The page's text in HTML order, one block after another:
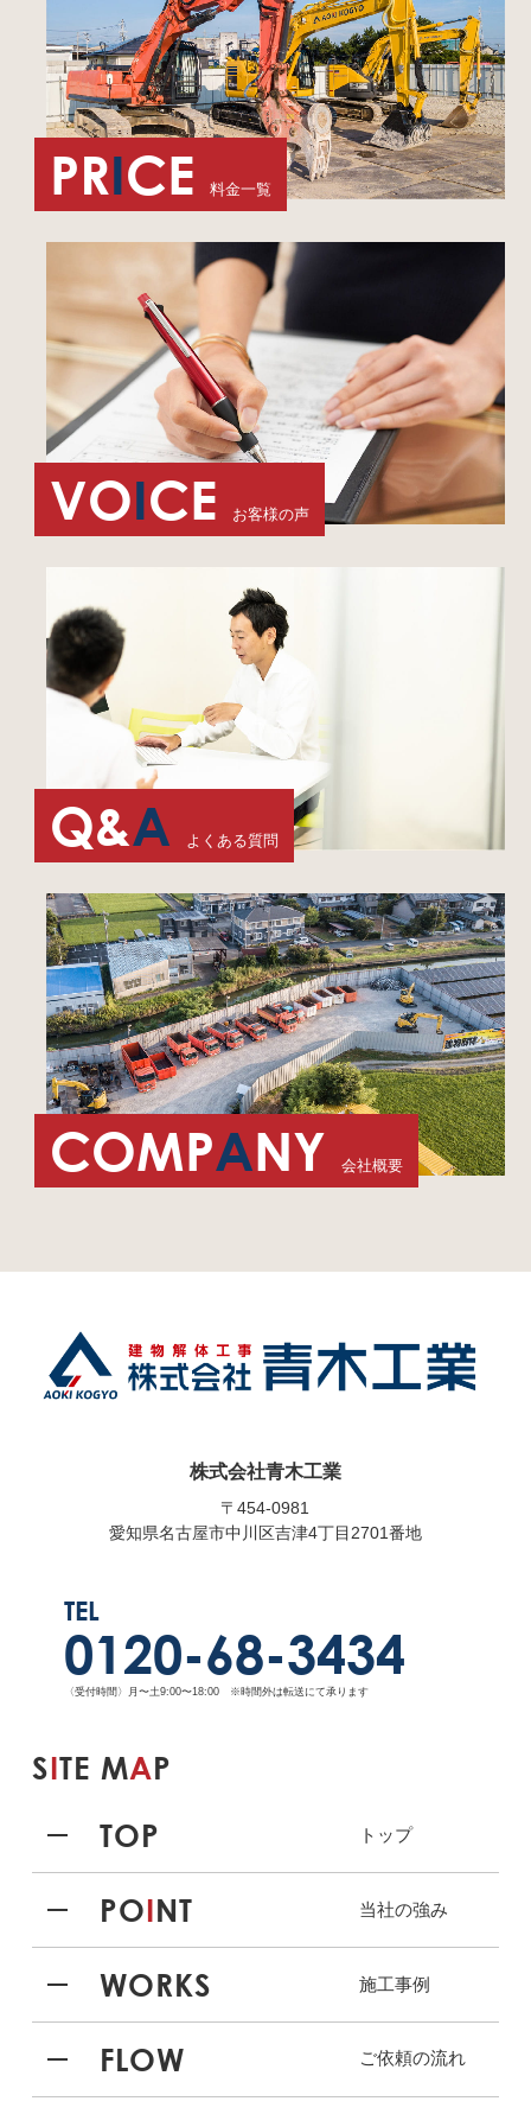
PRICE 料金一覧
VOICE お客様の声
Q&A よくある質問
COMPANY 会社概要
株式会社青木工業
〒454-0981
愛知県名古屋市中川区吉津4丁目2701番地
TEL
0120-68-3434
〈受付時間〉月〜土9:00〜18:00 ※時間外は転送にて承ります
SITE MAP
TOP
トップ
POINT 当社の強み
WORKS 施工事例
FLOW ご依頼の流れ